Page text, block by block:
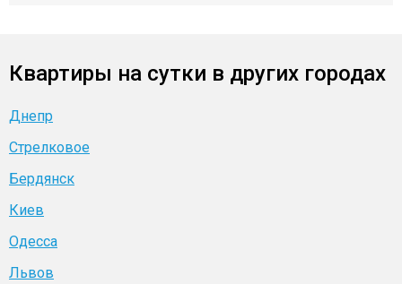
Квартиры на сутки в других городах
Днепр
Стрелковое
Бердянск
Киев
Одесса
Львов